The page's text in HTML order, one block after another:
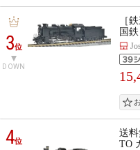
3位
DOWN
［
国
4位
送
TO